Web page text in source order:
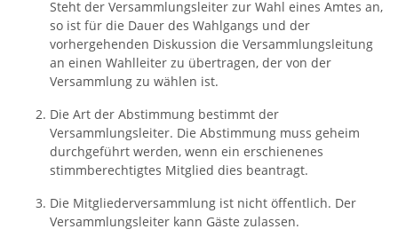
Steht der Versammlungsleiter zur Wahl eines Amtes an,
so ist für die Dauer des Wahlgangs und der
vorhergehenden Diskussion die Versammlungsleitung
an einen Wahlleiter zu übertragen, der von der
Versammlung zu wählen ist.
Die Art der Abstimmung bestimmt der
Versammlungsleiter. Die Abstimmung muss geheim
durchgeführt werden, wenn ein erschienenes
stimmberechtigtes Mitglied dies beantragt.
Die Mitgliederversammlung ist nicht öffentlich. Der
Versammlungsleiter kann Gäste zulassen.